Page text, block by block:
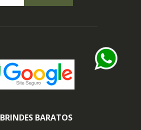
BRINDES BARATOS